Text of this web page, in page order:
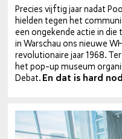
Precies vijftig jaar nadat
hielden tegen het
een ongekende actie in die
in Warschau ons nieuwe
re­vo­lu­ti­o­nai­re jaar 1968.
het pop-up museum
Debat. En dat is hard